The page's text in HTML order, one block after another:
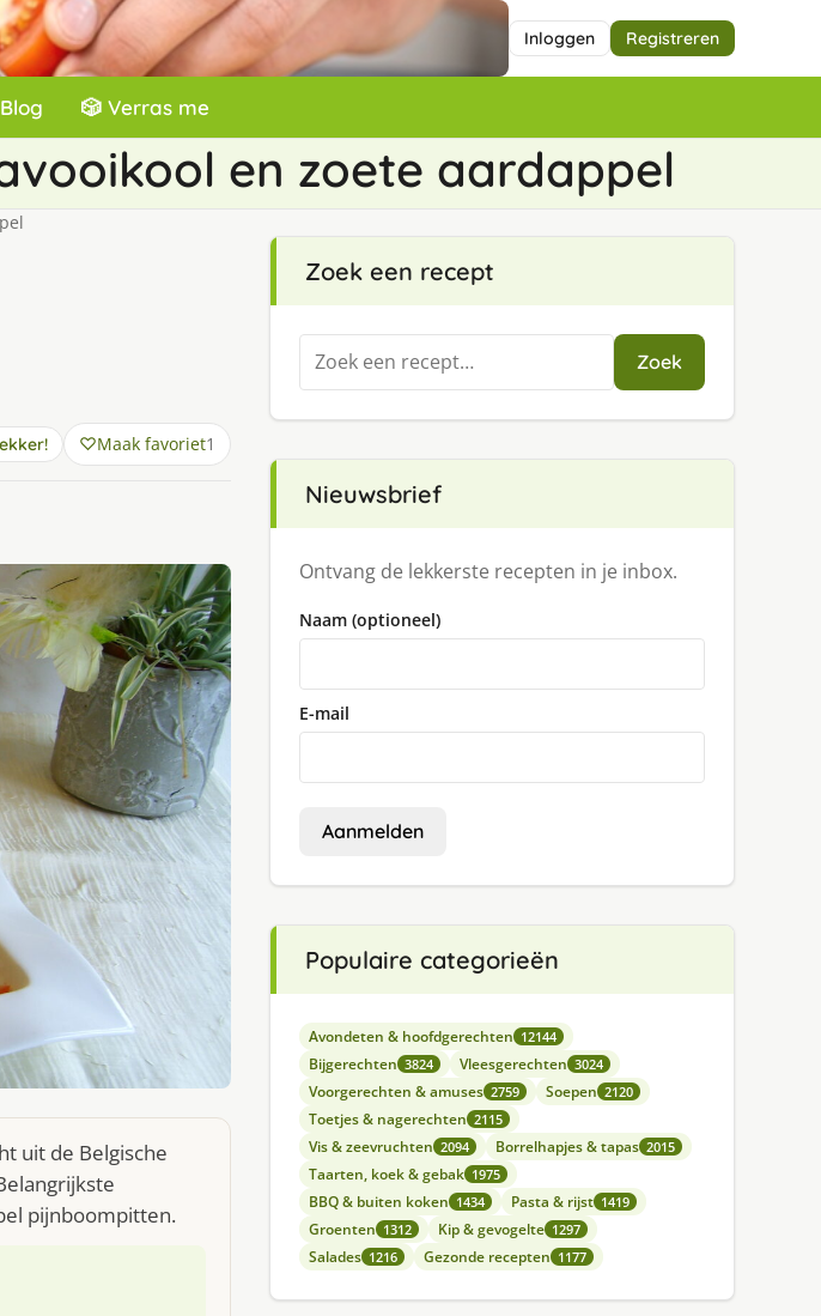
Inloggen Registreren
Blog 🎲 Verras me
en zoete aardappel
Maak favoriet1
uit de Belgische
pijnboompitten.
Zoek een recept
Zoeken
naar:
Zoek
Nieuwsbrief
Ontvang de lekkerste recepten in je inbox.
Naam (optioneel)
E-mail
Aanmelden
Populaire categorieën
Avondeten & hoofdgerechten 12144
Bijgerechten 3824 Vleesgerechten 3024
Voorgerechten & amuses 2759 Soepen 2120
Toetjes & nagerechten 2115
Vis & zeevruchten 2094 Borrelhapjes & tapas 2015
Taarten, koek & gebak 1975
BBQ & buiten koken 1434 Pasta & rijst 1419
Groenten 1312 Kip & gevogelte 1297
Salades 1216 Gezonde recepten 1177